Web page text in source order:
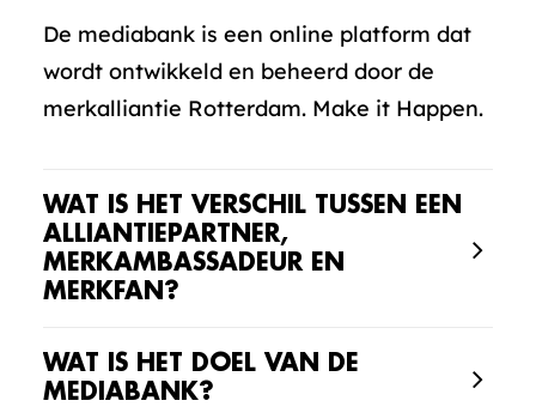
De mediabank is een online platform dat
wordt ontwikkeld en beheerd door de
merkalliantie Rotterdam. Make it Happen.
WAT IS HET VERSCHIL TUSSEN EEN
ALLIANTIEPARTNER,
MERKAMBASSADEUR EN
MERKFAN?
WAT IS HET DOEL VAN DE
MEDIABANK?